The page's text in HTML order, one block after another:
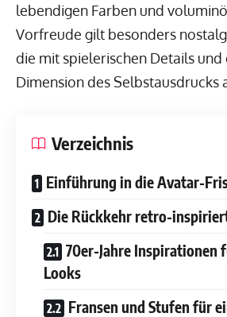
lebendigen Farben und
Vorfreude gilt besonders
die mit spielerischen Details und
Dimension des Selbstausdrucks
Verzeichnis
Einführung in die Avatar-
Die Rückkehr retro-
70er-Jahre Inspirationen
Looks
Fransen und Stufen für